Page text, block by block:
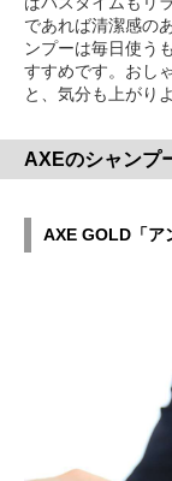
であれば清潔感の
ンプーは毎日使う
すすめです。おし
と、気分も上がり
AXEのシャンプ
AXE GOLD「ア